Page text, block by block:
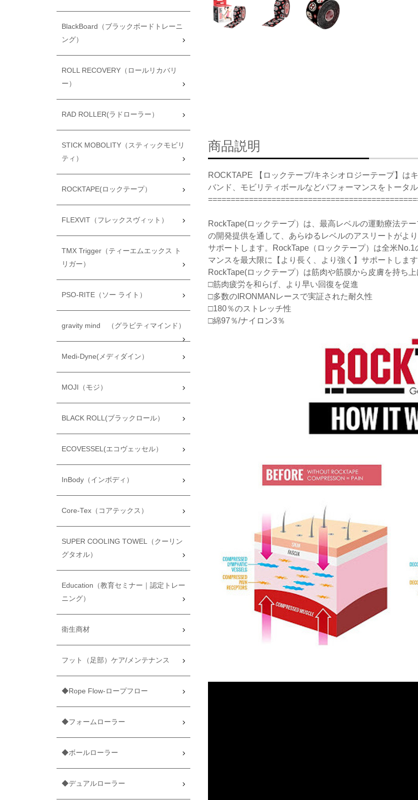
商品説明
ROCKTAPE 【ロックテープ/キネシオロジーテープ】は
バンド、モビリティボールなどパフォーマンスをトータ
RockTape(ロックテープ）は、最高レベルの運動療法テ
の開発提供を通して、あらゆるレベルのアスリートがよ
サポートします。RockTape（ロックテープ）は全米
マンスを最大限に【より長く、より強く】サポートします
RockTape(ロックテープ）は筋肉や筋膜から皮膚を持ち
□筋肉疲労を和らげ、より早い回復を促進
□多数のIRONMANレースで実証された耐久性
□180％のストレッチ性
□綿97％/ナイロン3％
BlackBoard（ブラックボードトレーニ
ング）
ROLL RECOVERY（ロールリカバリ
ー）
RAD ROLLER(ラドローラー）
STICK MOBOLITY（スティックモビリ
ティ）
ROCKTAPE(ロックテープ）
FLEXVIT（フレックスヴィット）
TMX Trigger（ティーエムエックス ト
リガー）
PSO-RITE（ソー ライト）
gravity mind （グラビティマインド）
Medi-Dyne(メディダイン）
MOJI（モジ）
BLACK ROLL(ブラックロール）
ECOVESSEL(エコヴェッセル）
InBody（インボディ）
Core-Tex（コアテックス）
SUPER COOLING TOWEL（クーリン
グタオル）
Education（教育セミナー｜認定トレー
ニング）
衛生商材
フット（足部）ケア/メンテナンス
◆Rope Flow-ロープフロー
◆フォームローラー
◆ボールローラー
◆デュアルローラー